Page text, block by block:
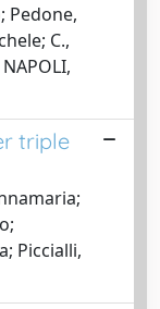
Pedone,
C.,
triple
Piccialli,